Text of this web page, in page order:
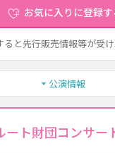
お気に入りに登録す
ると先行販売情報等が受
公演情報
ート財団コンサー